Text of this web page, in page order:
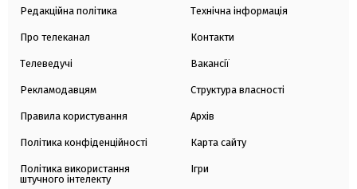
Редакційна політика
Про телеканал
Телеведучі
Рекламодавцям
Правила користування
Політика конфіденційності
Політика використання
штучного інтелекту
Технічна інформація
Контакти
Вакансії
Структура власності
Архів
Карта сайту
Ігри